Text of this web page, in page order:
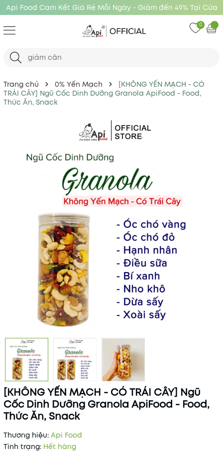
Api Food Cam Kết Giá Rẻ Mỗi Ngày - Giảm đến 49% Tại Cửa
Hàng Api Food
0
Trang chủ 0% Yến Mạch
[KHÔNG YẾN MẠCH - CÓ
TRÁI CÂY] Ngũ Cốc Dinh Dưỡng Granola ApiFood - Food,
Thức Ăn, Snack
[KHÔNG YẾN MẠCH - CÓ TRÁI CÂY] Ngũ
Cốc Dinh Dưỡng Granola ApiFood - Food,
Thức Ăn, Snack
Thương hiệu: Api Food
Tình trạng: Hết hàng